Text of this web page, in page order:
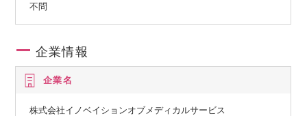
不問
企業情報
企業名
株式会社イノベイションオブメディカルサービス